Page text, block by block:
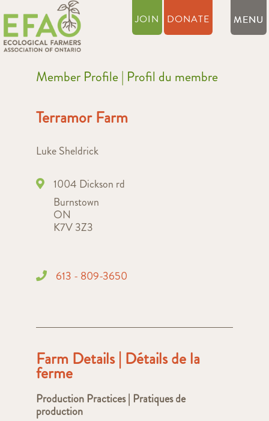
JOIN DONATE
Member Profile | Profil du membre
Terramor Farm
Luke Sheldrick
1004 Dickson rd
Burnstown
ON
K7V 3Z3
613 - 809-3650
Farm Details | Détails de la
ferme
Production Practices | Pratiques de
production